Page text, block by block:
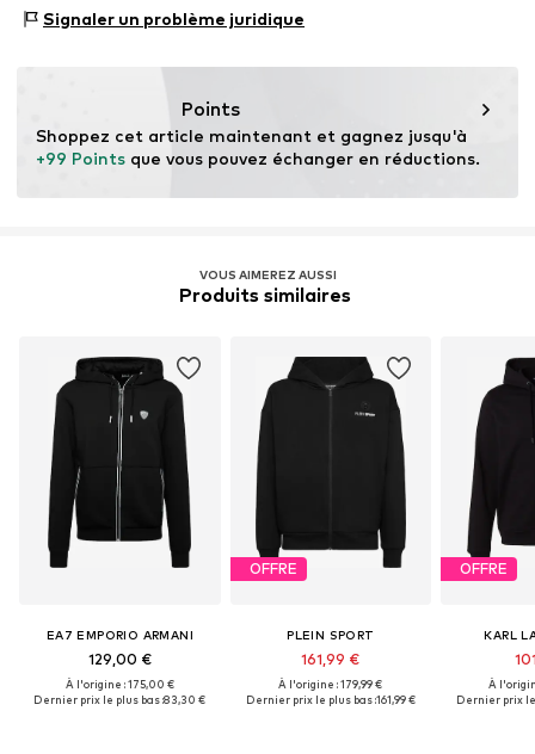
42699 Solingen
Signaler un problème juridique
Points
+99 Points que vous pouvez échanger en réductions.
VOUS AIMEREZ AUSSI
Produits similaires
EA7 EMPORIO ARMANI
129,00 €
À l'origine : 175,00 €
Dernier prix le plus bas :83,30 €
OFFRE
PLEIN SPORT
161,99 €
À l'origine : 179,99 €
Dernier prix le plus bas :161,99 €
OFFRE
KARL
À
Dernier prix le